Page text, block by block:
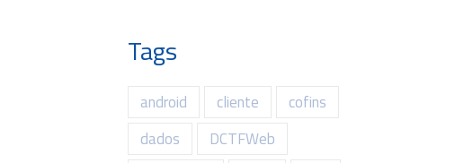
Tags
android cliente
cofins
dados
DCTFWeb